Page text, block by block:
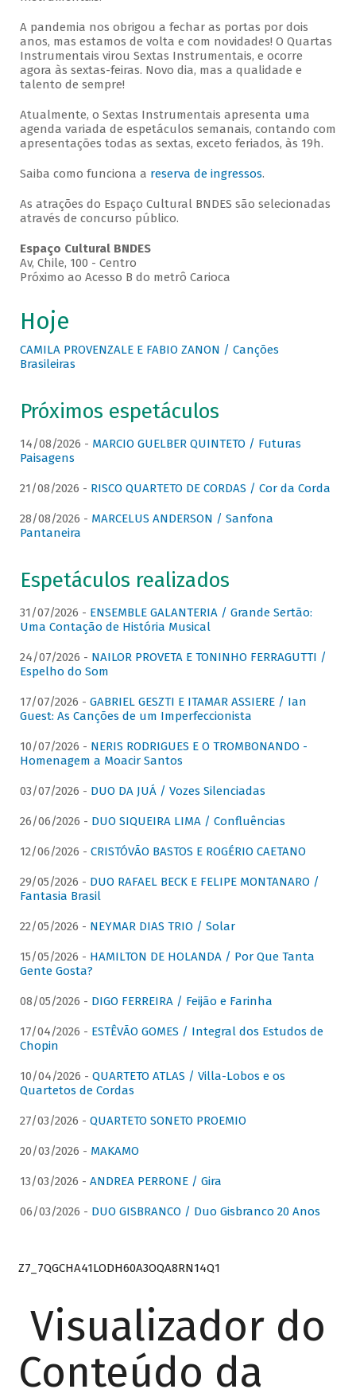
A pandemia nos obrigou a fechar as portas por dois
anos, mas estamos de volta e com novidades! O Quartas
Instrumentais virou Sextas Instrumentais, e ocorre
agora às sextas-feiras. Novo dia, mas a qualidade e
talento de sempre!
Atualmente, o Sextas Instrumentais apresenta uma
agenda variada de espetáculos semanais, contando com
apresentações todas as sextas, exceto feriados, às 19h.
Saiba como funciona a reserva de ingressos.
As atrações do Espaço Cultural BNDES são selecionadas
através de concurso público.
Espaço Cultural BNDES
Av, Chile, 100 - Centro
Próximo ao Acesso B do metrô Carioca
Hoje
CAMILA PROVENZALE E FABIO ZANON / Canções
Brasileiras
Próximos espetáculos
14/08/2026 - MARCIO GUELBER QUINTETO / Futuras
Paisagens
21/08/2026 - RISCO QUARTETO DE CORDAS / Cor da Corda
28/08/2026 - MARCELUS ANDERSON / Sanfona
Pantaneira
Espetáculos realizados
31/07/2026 - ENSEMBLE GALANTERIA / Grande Sertão:
Uma Contação de História Musical
24/07/2026 - NAILOR PROVETA E TONINHO FERRAGUTTI /
Espelho do Som
17/07/2026 - GABRIEL GESZTI E ITAMAR ASSIERE / Ian
Guest: As Canções de um Imperfeccionista
10/07/2026 - NERIS RODRIGUES E O TROMBONANDO -
Homenagem a Moacir Santos
03/07/2026 - DUO DA JUÁ / Vozes Silenciadas
26/06/2026 - DUO SIQUEIRA LIMA / Confluências
12/06/2026 - CRISTÓVÃO BASTOS E ROGÉRIO CAETANO
29/05/2026 - DUO RAFAEL BECK E FELIPE MONTANARO /
Fantasia Brasil
22/05/2026 - NEYMAR DIAS TRIO / Solar
15/05/2026 - HAMILTON DE HOLANDA / Por Que Tanta
Gente Gosta?
08/05/2026 - DIGO FERREIRA / Feijão e Farinha
17/04/2026 - ESTÊVÃO GOMES / Integral dos Estudos de
Chopin
10/04/2026 - QUARTETO ATLAS / Villa-Lobos e os
Quartetos de Cordas
27/03/2026 - QUARTETO SONETO PROEMIO
20/03/2026 - MAKAMO
13/03/2026 - ANDREA PERRONE / Gira
06/03/2026 - DUO GISBRANCO / Duo Gisbranco 20 Anos
Z7_7QGCHA41LODH60A3OQA8RN14Q1
Visualizador do
Conteúdo da